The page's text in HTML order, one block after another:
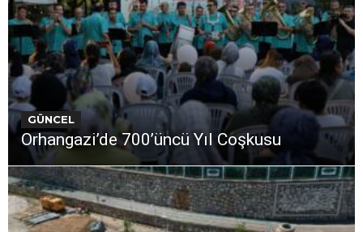
GÜNCEL
Orhangazi’de 700’üncü Yıl Coşkusu